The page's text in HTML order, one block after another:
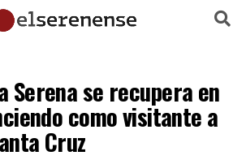
Serena se recupera en
como visitante a
Cruz